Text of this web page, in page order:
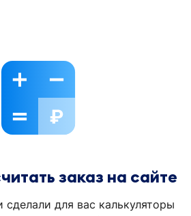
заказ на сайте
для вас калькуляторы